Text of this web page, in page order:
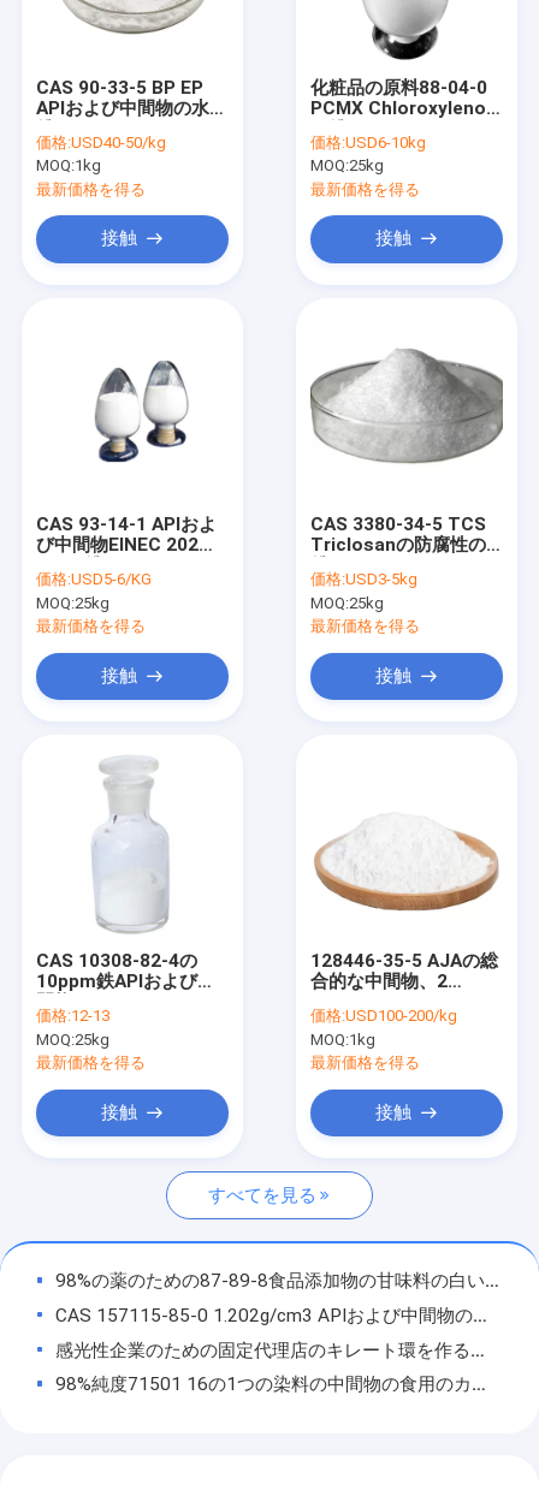
プロダクト
工場旅行
品質管理
私達に連絡しなさい
引用を要求しなさい
ポリビニルピロリドン PVP
ポリビニルピロリドン PVP K90
クロスポビドン PVPP
コポビドン PVP VA64
コポビドン PVP VA
毎日の化学薬品
生物分解性のある樹脂
CAS 90-33-5 BP EP
APIおよび中間物の水晶
UMBELLIFERONE
価格:USD40-50/kg
MOQ:1kg
最新価格を得る
接触
化粧品の原料88-04-0
PCMX Chloroxylenol
シレノール
価格:USD6-10kg
MOQ:25kg
最新価格を得る
接触
CAS 93-14-1 APIおよ
び中間物EINEC 202
25KG/Drum
価格:USD5-6/KG
MOQ:25kg
最新価格を得る
接触
CAS 3380-34-5 TCS
Triclosanの防腐性の
Dimethylphenol
価格:USD3-5kg
MOQ:25kg
最新価格を得る
接触
CAS 10308-82-4の
10ppm鉄APIおよび中
Aminoguanidiumの硝
酸塩の粉
価格:12-13
MOQ:25kg
最新価格を得る
接触
128446-35-5 AJAの総
合的な中間物、2
シクロデキストリンの
粉
価格:USD100-200/kg
MOQ:1kg
最新価格を得る
接触
すべてを見る
98%の薬のための87-89-8食品添加物の甘味料の白い結晶のイノシトール
CAS 157115-85-0 1.202g/cm3 APIおよび中間物の認識増強物Noopept
感光性企業のための固定代理店のキレート環を作る代理人ナトリウムのThiosulfateの良い化学薬品
98%純度71501 16の1つの染料の中間物の食用のカリウムの塩SNK